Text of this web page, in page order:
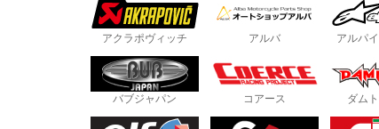
アクラポヴィッチ アルバ アルパ
バブジャパン コアース ダム